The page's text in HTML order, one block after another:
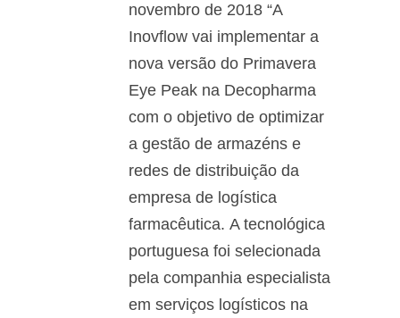
novembro de 2018 “A
Inovflow vai implementar a
nova versão do Primavera
Eye Peak na Decopharma
com o objetivo de optimizar
a gestão de armazéns e
redes de distribuição da
empresa de logística
farmacêutica. A tecnológica
portuguesa foi selecionada
pela companhia especialista
em serviços logísticos na